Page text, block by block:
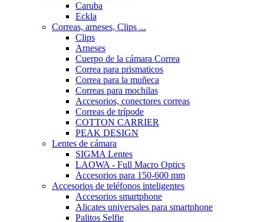
Caruba
Eckla
Correas, arneses, Clips ...
Clips
Arneses
Cuerpo de la cámara Correa
Correa para prismaticos
Correa para la muñeca
Correas para mochilas
Accesorios, conectores correas
Correas de trípode
COTTON CARRIER
PEAK DESIGN
Lentes de cámara
SIGMA Lentes
LAOWA - Full Macro Optics
Accesorios para 150-600 mm
Accesorios de teléfonos inteligentes
Accesorios smartphone
Alicates universales para smartphone
Palitos Selfie